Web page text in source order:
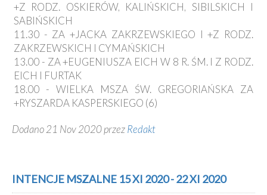
+Z RODZ. OSKIERÓW, KALIŃSKICH, SIBILSKICH I
SABIŃSKICH
11.30 - ZA +JACKA ZAKRZEWSKIEGO I +Z RODZ.
ZAKRZEWSKICH I CYMAŃSKICH
13.00 - ZA +EUGENIUSZA EICH W 8 R. ŚM. I Z RODZ.
EICH I FURTAK
18.00 - WIELKA MSZA ŚW. GREGORIAŃSKA ZA
+RYSZARDA KASPERSKIEGO (6)
Dodano 21 Nov 2020 przezRedakt
INTENCJE MSZALNE 15 XI 2020 - 22 XI 2020